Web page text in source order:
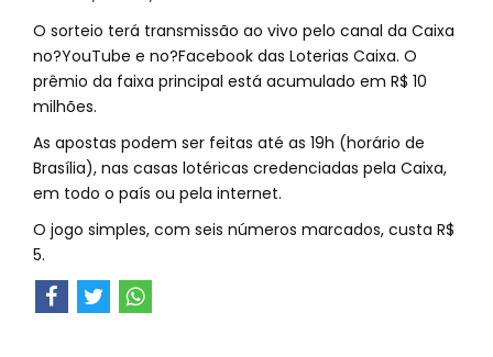
O sorteio terá transmissão ao vivo pelo canal da Caixa
no?YouTube e no?Facebook das Loterias Caixa. O
prêmio da faixa principal está acumulado em R$ 10
milhões.
As apostas podem ser feitas até as 19h (horário de
Brasília), nas casas lotéricas credenciadas pela Caixa,
em todo o país ou pela internet.
O jogo simples, com seis números marcados, custa R$
5.